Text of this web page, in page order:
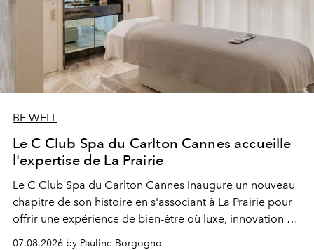
BE WELL
Le C Club Spa du Carlton Cannes accueille
l'expertise de La Prairie
Le C Club Spa du Carlton Cannes inaugure un nouveau
chapitre de son histoire en s'associant à La Prairie pour
offrir une expérience de bien-être où luxe, innovation et
07.08.2026 by Pauline Borgogno